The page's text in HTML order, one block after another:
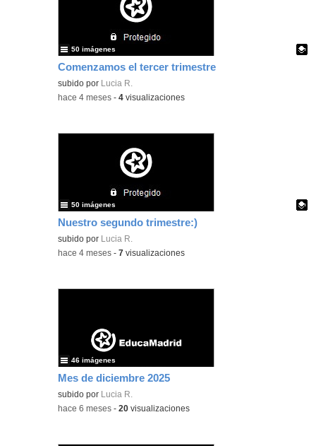
Comenzamos el tercer trimestre
Contenido educativo.
subido por Lucia R.
50 imágenes
-hace 4 meses -4 visualizaciones
Nuestro segundo trimestre:)
Contenido educativo.
subido por Lucia R.
50 imágenes
-hace 4 meses -7 visualizaciones
Mes de diciembre 2025
subido por Lucia R.
46 imágenes
-hace 6 meses -20 visualizaciones